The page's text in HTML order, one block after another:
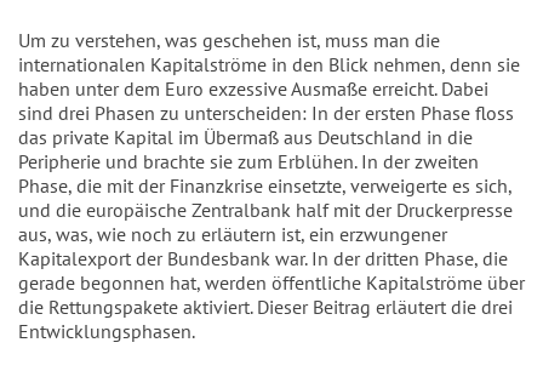
Um zu verstehen, was geschehen ist, muss man die
internationalen Kapitalströme in den Blick nehmen, denn sie
haben unter dem Euro exzessive Ausmaße erreicht. Dabei
sind drei Phasen zu unterscheiden: In der ersten Phase floss
das private Kapital im Übermaß aus Deutschland in die
Peripherie und brachte sie zum Erblühen. In der zweiten
Phase, die mit der Finanzkrise einsetzte, verweigerte es sich,
und die europäische Zentralbank half mit der Druckerpresse
aus, was, wie noch zu erläutern ist, ein erzwungener
Kapitalexport der Bundesbank war. In der dritten Phase, die
gerade begonnen hat, werden öffentliche Kapitalströme über
die Rettungspakete aktiviert. Dieser Beitrag erläutert die drei
Entwicklungsphasen.